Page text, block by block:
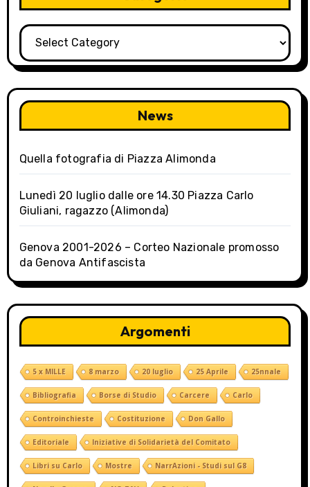
Categorie
News
Quella fotografia di Piazza Alimonda
Lunedì 20 luglio dalle ore 14.30 Piazza Carlo
Giuliani, ragazzo (Alimonda)
Genova 2001-2026 – Corteo Nazionale promosso
da Genova Antifascista
Argomenti
5 x MILLE 8 marzo 20 luglio 25 Aprile 25nnale
Bibliografia Borse di Studio Carcere Carlo
Controinchieste Costituzione Don Gallo
Editoriale Iniziative di Solidarietà del Comitato
Libri su Carlo Mostre NarrAzioni - Studi sul G8